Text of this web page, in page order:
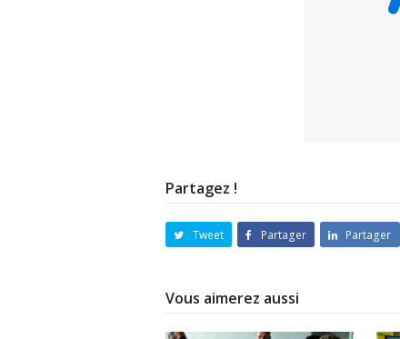
Partagez !
Tweet Partager Partager
Vous aimerez aussi